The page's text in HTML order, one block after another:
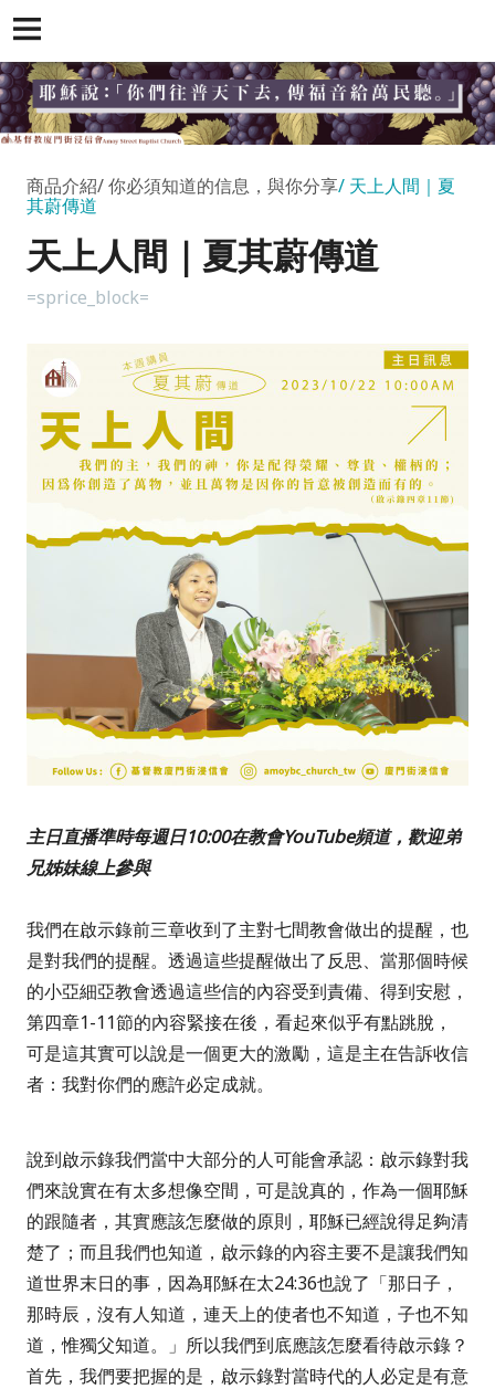
商品介紹 你必須知道的信息，與你分享 天上人間｜夏
其蔚傳道
天上人間｜夏其蔚傳道
=sprice_block=
主日直播準時每週日10:00在教會YouTube頻道，歡迎弟
兄姊妹線上參與
我們在啟示錄前三章收到了主對七間教會做出的提醒，也
是對我們的提醒。透過這些提醒做出了反思、當那個時候
的小亞細亞教會透過這些信的內容受到責備、得到安慰，
第四章1-11節的內容緊接在後，看起來似乎有點跳脫，
可是這其實可以說是一個更大的激勵，這是主在告訴收信
者：我對你們的應許必定成就。
說到啟示錄我們當中大部分的人可能會承認：啟示錄對我
們來說實在有太多想像空間，可是說真的，作為一個耶穌
的跟隨者，其實應該怎麼做的原則，耶穌已經說得足夠清
楚了；而且我們也知道，啟示錄的內容主要不是讓我們知
道世界末日的事，因為耶穌在太24:36也說了「那日子，
那時辰，沒有人知道，連天上的使者也不知道，子也不知
道，惟獨父知道。」 所以我們到底應該怎麼看待啟示錄？
首先，我們要把握的是，啟示錄對當時代的人必定是有意